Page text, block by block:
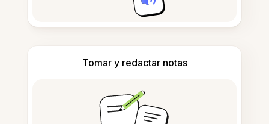
Tomar y redactar notas